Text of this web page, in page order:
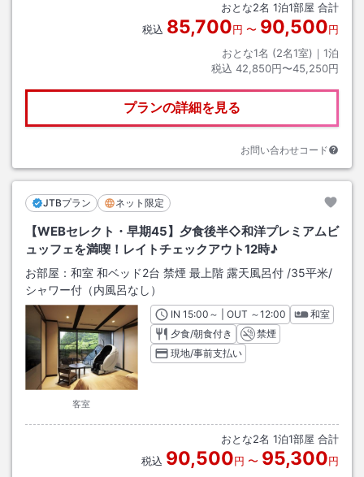
おとな2名 1泊1部屋 合計
税込 85,700円 〜 90,500円
おとな1名 (2名1室)｜ 1泊
税込 42,850円〜45,250円
プランの詳細を見る
お問い合わせコード
JTBプラン ネット限定
【WEBセレクト・早期45】夕食後半◇和洋プレミアムビ
ュッフェを満喫！レイトチェックアウト12時♪
お部屋： 和室 和ベッド2台 禁煙 最上階 露天風呂付 /35平米/
シャワー付（内風呂なし）
客室
INチェックイン
15:00 ～ | OUT チェックアウト
～12:00
和室
夕食/朝食付き
禁煙
現地/事前支払い
おとな2名 1泊1部屋 合計
税込 90,500円 〜 95,300円